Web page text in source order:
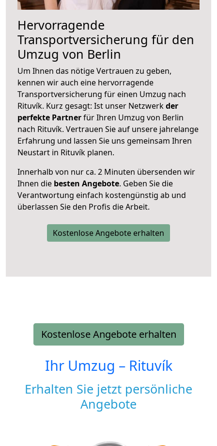
Hervorragende
Transportversicherung für den
Umzug von Berlin
Um Ihnen das nötige Vertrauen zu geben,
kennen wir auch eine hervorragende
Transportversicherung für einen Umzug nach
Rituvík. Kurz gesagt: Ist unser Netzwerkder
perfekte Partnerfür Ihren Umzug von Berlin
nach Rituvík. Vertrauen Sie auf unsere jahrelange
Erfahrung und lassen Sie uns gemeinsam Ihren
Neustart in Rituvík planen.
Innerhalb von nur ca. 2 Minuten übersenden wir
Ihnen die besten Angebote. Geben Sie die
Verantwortung einfach kostengünstig ab und
überlassen Sie den Profis die Arbeit.
Kostenlose Angebote erhalten
Kostenlose Angebote erhalten
Ihr Umzug – Rituvík
Erhalten Sie jetzt persönliche
Angebote